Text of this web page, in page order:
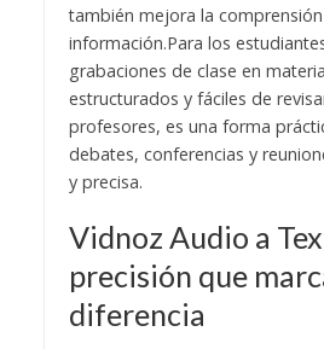
también mejora la
información.Para los
grabaciones de clase en
estructurados y fáciles de
profesores, es una forma
debates, conferencias y
y precisa.
Vidnoz Audio a
precisión que
diferencia